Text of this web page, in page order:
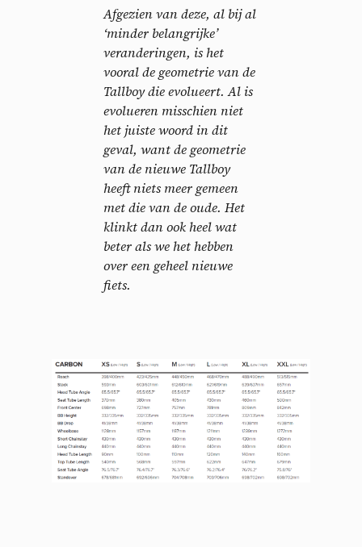
Afgezien van deze, al bij al
‘minder belangrijke’
veranderingen, is het
vooral de geometrie van de
Tallboy die evolueert. Al is
evolueren misschien niet
het juiste woord in dit
geval, want de geometrie
van de nieuwe Tallboy
heeft niets meer gemeen
met die van de oude. Het
klinkt dan ook heel wat
beter als we het hebben
over een geheel nieuwe
fiets.